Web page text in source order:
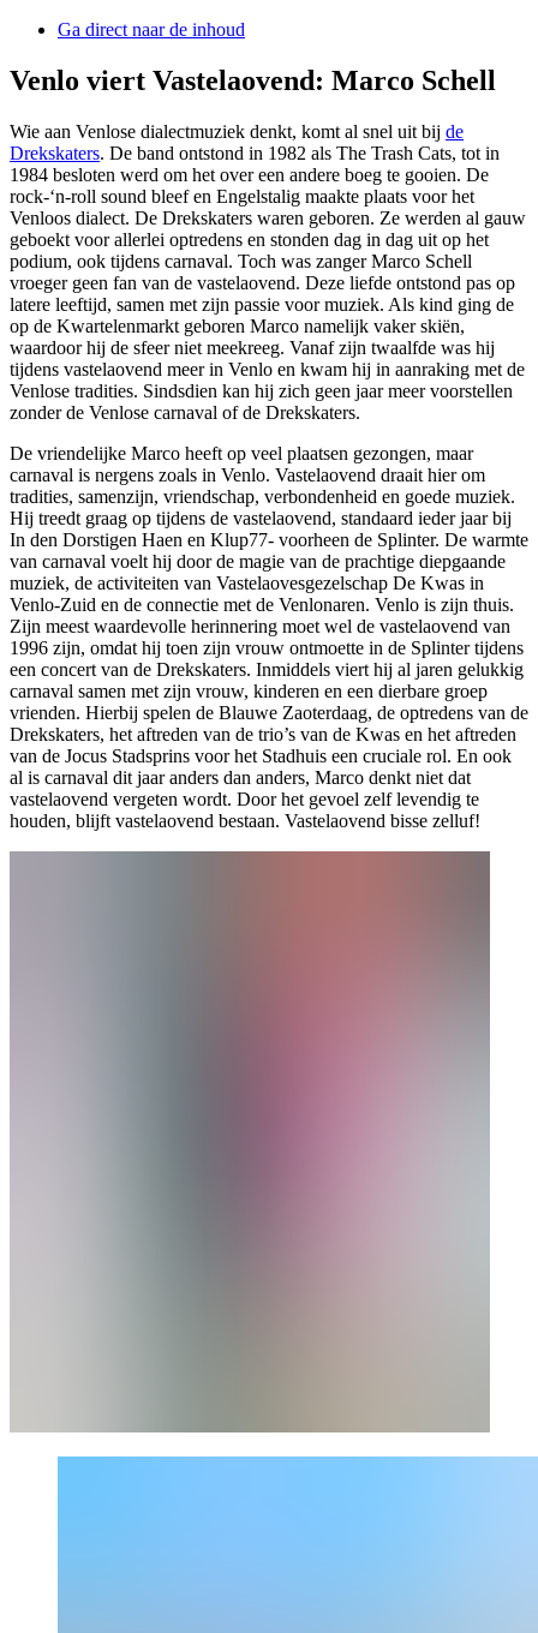
Ga direct naar de inhoud
Venlo viert Vastelaovend: Marco Schell
Wie aan Venlose dialectmuziek denkt, komt al snel uit bij de
Drekskaters. De band ontstond in 1982 als The Trash Cats, tot in
1984 besloten werd om het over een andere boeg te gooien. De
rock-‘n-roll sound bleef en Engelstalig maakte plaats voor het
Venloos dialect. De Drekskaters waren geboren. Ze werden al gauw
geboekt voor allerlei optredens en stonden dag in dag uit op het
podium, ook tijdens carnaval. Toch was zanger Marco Schell
vroeger geen fan van de vastelaovend. Deze liefde ontstond pas op
latere leeftijd, samen met zijn passie voor muziek. Als kind ging de
op de Kwartelenmarkt geboren Marco namelijk vaker skiën,
waardoor hij de sfeer niet meekreeg. Vanaf zijn twaalfde was hij
tijdens vastelaovend meer in Venlo en kwam hij in aanraking met de
Venlose tradities. Sindsdien kan hij zich geen jaar meer voorstellen
zonder de Venlose carnaval of de Drekskaters.
De vriendelijke Marco heeft op veel plaatsen gezongen, maar
carnaval is nergens zoals in Venlo. Vastelaovend draait hier om
tradities, samenzijn, vriendschap, verbondenheid en goede muziek.
Hij treedt graag op tijdens de vastelaovend, standaard ieder jaar bij
In den Dorstigen Haen en Klup77- voorheen de Splinter. De warmte
van carnaval voelt hij door de magie van de prachtige diepgaande
muziek, de activiteiten van Vastelaovesgezelschap De Kwas in
Venlo-Zuid en de connectie met de Venlonaren. Venlo is zijn thuis.
Zijn meest waardevolle herinnering moet wel de vastelaovend van
1996 zijn, omdat hij toen zijn vrouw ontmoette in de Splinter tijdens
een concert van de Drekskaters. Inmiddels viert hij al jaren gelukkig
carnaval samen met zijn vrouw, kinderen en een dierbare groep
vrienden. Hierbij spelen de Blauwe Zaoterdaag, de optredens van de
Drekskaters, het aftreden van de trio’s van de Kwas en het aftreden
van de Jocus Stadsprins voor het Stadhuis een cruciale rol. En ook
al is carnaval dit jaar anders dan anders, Marco denkt niet dat
vastelaovend vergeten wordt. Door het gevoel zelf levendig te
houden, blijft vastelaovend bestaan. Vastelaovend bisse zelluf!